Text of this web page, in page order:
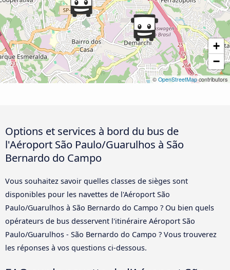
+
−
© OpenStreetMapcontributors
Options et services à bord du bus de
l'Aéroport São Paulo/Guarulhos à São
Bernardo do Campo
Vous souhaitez savoir quelles classes de sièges sont
disponibles pour les navettes de l'Aéroport São
Paulo/Guarulhos à São Bernardo do Campo ? Ou bien quels
opérateurs de bus desservent l'itinéraire Aéroport São
Paulo/Guarulhos - São Bernardo do Campo ? Vous trouverez
les réponses à vos questions ci-dessous.